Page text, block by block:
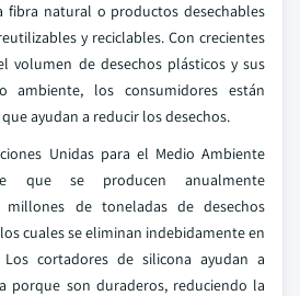
fibra natural o productos desechables
y reciclables. Con crecientes
volumen de desechos plásticos y sus
ambiente, los consumidores están
ayudan a reducir los desechos.
Unidas para el Medio Ambiente
que se producen anualmente
millones de toneladas de desechos
cuales se eliminan indebidamente en
Los cortadores de silicona ayudan a
porque son duraderos, reduciendo la